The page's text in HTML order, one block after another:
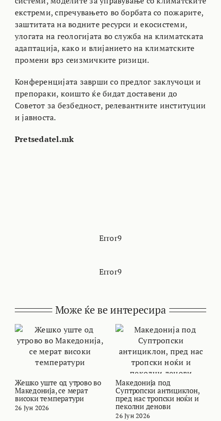
екстреми, спречувањето во борбата со пожарите,
заштитата на водните ресурси и екосистеми,
улогата на геологијата во служба на климатската
адаптација, како и влијанието на климатските
промени врз сеизмичките ризици.
Конференцијата заврши со предлог заклучоци и
препораки, коишто ќе бидат доставени до
Советот за безбедност, релевантните институции
и јавноста.
Pretsedatel.mk
Error9
Error9
Може ќе ве интересира
Жешко уште од утрово во
Македонија, се мерат
високи температури
26 Јун 2026
Македонија под
Суптропски антициклон,
пред нас тропски ноќи и
пеколни денови
26 Јун 2026